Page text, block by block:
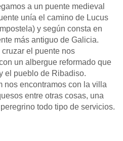
a un puente medieval
unía el camino de Lucus
y según consta en
más antiguo de Galicia.
el puente nos
un albergue reformado que
el pueblo de Ribadiso.
nos encontramos con la villa
entre otras cosas, una
todo tipo de servicios.